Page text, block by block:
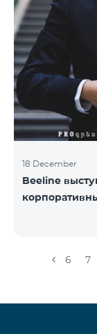
идей.
деятелей,
центре
Армянской
проводиться
роль PR-
обратной
18 December
Beeline
6 7